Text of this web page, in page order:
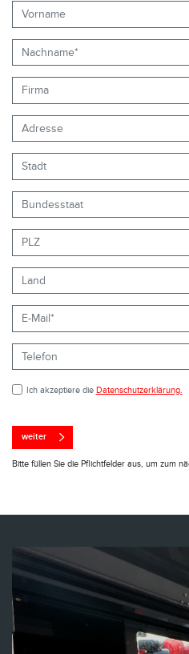
Ich akzeptiere die Datenschutzerklärung.
weiter
Bitte füllen Sie die Pflichtfelder aus, um zum